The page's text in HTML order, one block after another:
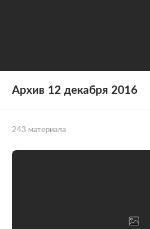
Архив 12 декабря 2016
243 материала